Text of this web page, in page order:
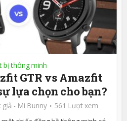
bị thông minh
GTR vs Amazfit
lựa chọn cho bạn?
giả - Mi Bunny
561 Lượt xem